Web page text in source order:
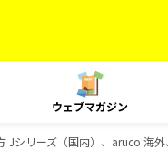
ウェブマガジン
Jシリーズ（国内）、aruco 海